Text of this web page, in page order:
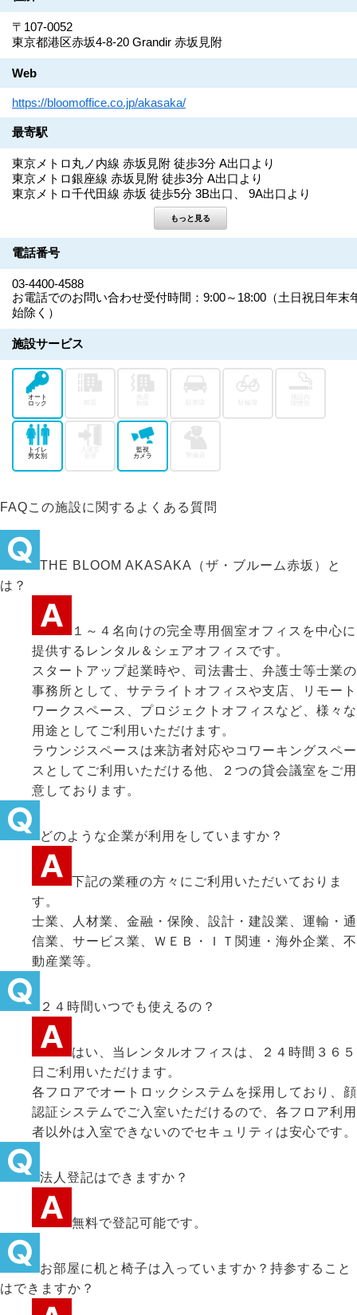
〒107-0052
東京都港区赤坂4-8-20 Grandir 赤坂見附
Web
https://bloomoffice.co.jp/akasaka/
最寄駅
東京メトロ丸ノ内線 赤坂見附 徒歩3分 A出口より
東京メトロ銀座線 赤坂見附 徒歩3分 A出口より
東京メトロ千代田線 赤坂 徒歩5分 3B出口、 9A出口より
電話番号
03-4400-4588
お電話でのお問い合わせ受付時間：9:00～18:00（土日祝日年末
始除く）
施設サービス
オート
ロック
トイレ
男女別
監視
カメラ
FAQこの施設に関するよくある質問
THE BLOOM AKASAKA（ザ・ブルーム赤坂）と
は？
１～４名向けの完全専用個室オフィスを中心に
提供するレンタル＆シェアオフィスです。
スタートアップ起業時や、司法書士、弁護士等士業の
事務所として、サテライトオフィスや支店、リモート
ワークスペース、プロジェクトオフィスなど、様々な
用途としてご利用いただけます。
ラウンジスペースは来訪者対応やコワーキングスペー
スとしてご利用いただける他、２つの貸会議室をご用
意しております。
どのような企業が利用をしていますか？
下記の業種の方々にご利用いただいておりま
す。
士業、人材業、金融・保険、設計・建設業、運輸・通
信業、サービス業、ＷＥＢ・ＩＴ関連・海外企業、不
動産業等。
２４時間いつでも使えるの？
はい、当レンタルオフィスは、２４時間３６５
日ご利用いただけます。
各フロアでオートロックシステムを採用しており、顔
認証システムでご入室いただけるので、各フロア利用
者以外は入室できないのでセキュリティは安心です。
法人登記はできますか？
無料で登記可能です。
お部屋に机と椅子は入っていますか？持参すること
はできますか？